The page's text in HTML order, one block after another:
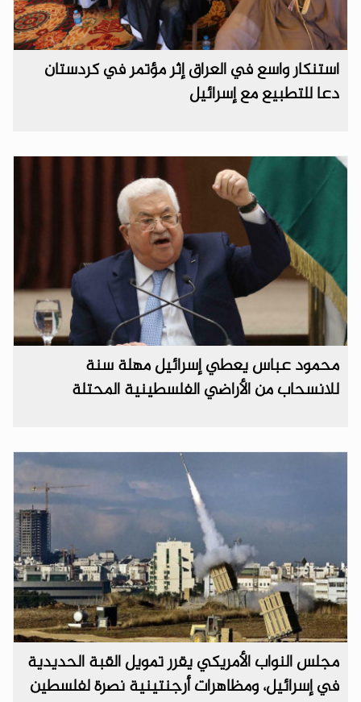
استنكار واسع في العراق إثر مؤتمر في كردستان
دعا للتطبيع مع إسرائيل
محمود عباس يعطي إسرائيل مهلة سنة
للانسحاب من الأراضي الفلسطينية المحتلة
مجلس النواب الأمريكي يقرر تمويل القبة الحديدية
في إسرائيل، ومظاهرات أرجنتينية نصرة لفلسطين